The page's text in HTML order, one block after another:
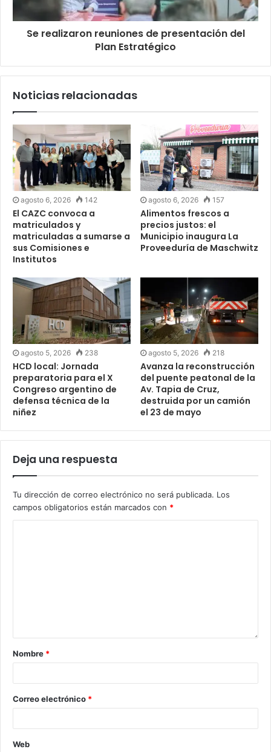
Se realizaron reuniones de presentación del
Plan Estratégico
Noticias relacionadas
agosto 6, 2026 142
El CAZC convoca a
matriculados y
matriculadas a sumarse a
sus Comisiones e
Institutos
agosto 6, 2026 157
Alimentos frescos a
precios justos: el
Municipio inaugura La
Proveeduría de Maschwitz
agosto 5, 2026 238
HCD local: Jornada
preparatoria para el X
Congreso argentino de
defensa técnica de la
niñez
agosto 5, 2026 218
Avanza la reconstrucción
del puente peatonal de la
Av. Tapia de Cruz,
destruida por un camión
el 23 de mayo
Deja una respuesta
Tu dirección de correo electrónico no será publicada. Los
campos obligatorios están marcados con *
Nombre *
Correo electrónico *
Web